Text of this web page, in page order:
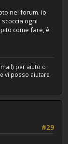
nel forum. io
ogni
come fare, è
per aiuto o
vi posso aiutare
#29